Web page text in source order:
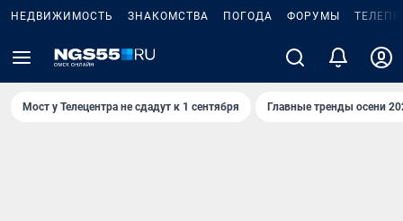
НЕДВИЖИМОСТЬ ЗНАКОМСТВА ПОГОДА ФОРУМЫ
Мост у Телецентра не сдадут к 1 сентября Главные тренды осени